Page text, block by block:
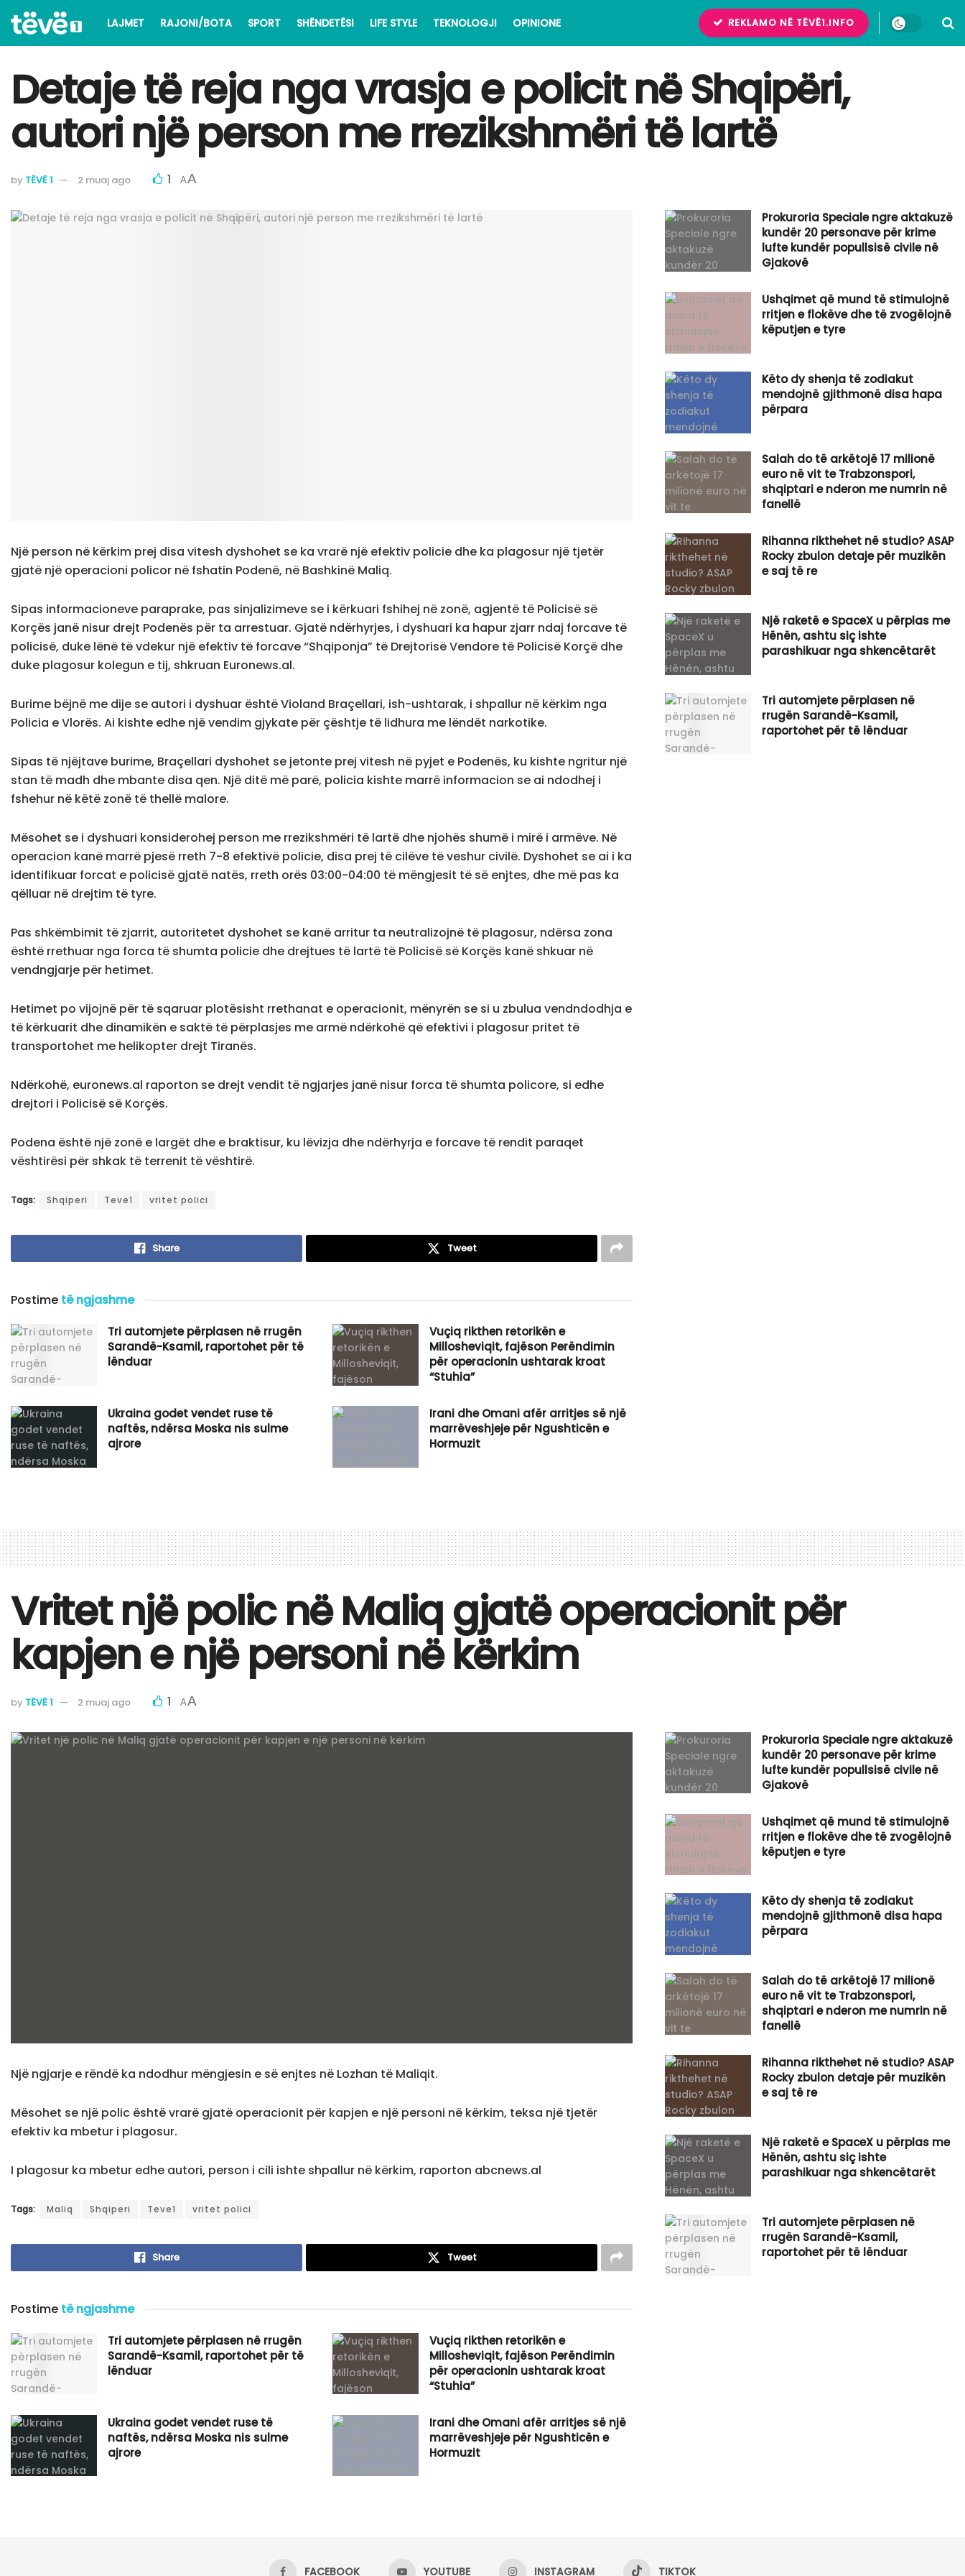
LAJMET RAJONI/BOTA SPORT SHËNDETËSI LIFE STYLE TEKNOLOGJI OPINIONE REKLAMO NË TËVË1.INFO
Detaje të reja nga vrasja e policit në Shqipëri,
autori një person me rrezikshmëri të lartë
by TËVË 1 2 muaj ago 1 AA
Një person në kërkim prej disa vitesh dyshohet se ka vrarë një efektiv policie dhe ka plagosur një tjetër
gjatë një operacioni policor në fshatin Podenë, në Bashkinë Maliq.
Sipas informacioneve paraprake, pas sinjalizimeve se i kërkuari fshihej në zonë, agjentë të Policisë së
Korçës janë nisur drejt Podenës për ta arrestuar. Gjatë ndërhyrjes, i dyshuari ka hapur zjarr ndaj forcave të
policisë, duke lënë të vdekur një efektiv të forcave “Shqiponja” të Drejtorisë Vendore të Policisë Korçë dhe
duke plagosur kolegun e tij, shkruan Euronews.al.
Burime bëjnë me dije se autori i dyshuar është Violand Braçellari, ish-ushtarak, i shpallur në kërkim nga
Policia e Vlorës. Ai kishte edhe një vendim gjykate për çështje të lidhura me lëndët narkotike.
Sipas të njëjtave burime, Braçellari dyshohet se jetonte prej vitesh në pyjet e Podenës, ku kishte ngritur një
stan të madh dhe mbante disa qen. Një ditë më parë, policia kishte marrë informacion se ai ndodhej i
fshehur në këtë zonë të thellë malore.
Mësohet se i dyshuari konsiderohej person me rrezikshmëri të lartë dhe njohës shumë i mirë i armëve. Në
operacion kanë marrë pjesë rreth 7-8 efektivë policie, disa prej të cilëve të veshur civilë. Dyshohet se ai i ka
identifikuar forcat e policisë gjatë natës, rreth orës 03:00-04:00 të mëngjesit të së enjtes, dhe më pas ka
qëlluar në drejtim të tyre.
Pas shkëmbimit të zjarrit, autoritetet dyshohet se kanë arritur ta neutralizojnë të plagosur, ndërsa zona
është rrethuar nga forca të shumta policie dhe drejtues të lartë të Policisë së Korçës kanë shkuar në
vendngjarje për hetimet.
Hetimet po vijojnë për të sqaruar plotësisht rrethanat e operacionit, mënyrën se si u zbulua vendndodhja e
të kërkuarit dhe dinamikën e saktë të përplasjes me armë ndërkohë që efektivi i plagosur pritet të
transportohet me helikopter drejt Tiranës.
Ndërkohë, euronews.al raporton se drejt vendit të ngjarjes janë nisur forca të shumta policore, si edhe
drejtori i Policisë së Korçës.
Podena është një zonë e largët dhe e braktisur, ku lëvizja dhe ndërhyrja e forcave të rendit paraqet
vështirësi për shkak të terrenit të vështirë.
Tags: Shqiperi Teve1 vritet polici
Share Tweet
Postime të ngjashme
Tri automjete përplasen në rrugën
Sarandë-Ksamil, raportohet për të
lënduar
Vuçiq rikthen retorikën e
Millosheviqit, fajëson Perëndimin
për operacionin ushtarak kroat
“Stuhia”
Ukraina godet vendet ruse të
naftës, ndërsa Moska nis sulme
ajrore
Irani dhe Omani afër arritjes së një
marrëveshjeje për Ngushticën e
Hormuzit
Prokuroria Speciale ngre aktakuzë
kundër 20 personave për krime
lufte kundër popullsisë civile në
Gjakovë
Ushqimet që mund të stimulojnë
rritjen e flokëve dhe të zvogëlojnë
këputjen e tyre
Këto dy shenja të zodiakut
mendojnë gjithmonë disa hapa
përpara
Salah do të arkëtojë 17 milionë
euro në vit te Trabzonspori,
shqiptari e nderon me numrin në
fanellë
Rihanna rikthehet në studio? ASAP
Rocky zbulon detaje për muzikën
e saj të re
Një raketë e SpaceX u përplas me
Hënën, ashtu siç ishte
parashikuar nga shkencëtarët
Tri automjete përplasen në
rrugën Sarandë-Ksamil,
raportohet për të lënduar
Vritet një polic në Maliq gjatë operacionit për
kapjen e një personi në kërkim
by TËVË 1 2 muaj ago 1 AA
Një ngjarje e rëndë ka ndodhur mëngjesin e së enjtes në Lozhan të Maliqit.
Mësohet se një polic është vrarë gjatë operacionit për kapjen e një personi në kërkim, teksa një tjetër
efektiv ka mbetur i plagosur.
I plagosur ka mbetur edhe autori, person i cili ishte shpallur në kërkim, raporton abcnews.al
Tags: Maliq Shqiperi Teve1 vritet polici
Share Tweet
Postime të ngjashme
Tri automjete përplasen në rrugën
Sarandë-Ksamil, raportohet për të
lënduar
Vuçiq rikthen retorikën e
Millosheviqit, fajëson Perëndimin
për operacionin ushtarak kroat
“Stuhia”
Ukraina godet vendet ruse të
naftës, ndërsa Moska nis sulme
ajrore
Irani dhe Omani afër arritjes së një
marrëveshjeje për Ngushticën e
Hormuzit
Prokuroria Speciale ngre aktakuzë
kundër 20 personave për krime
lufte kundër popullsisë civile në
Gjakovë
Ushqimet që mund të stimulojnë
rritjen e flokëve dhe të zvogëlojnë
këputjen e tyre
Këto dy shenja të zodiakut
mendojnë gjithmonë disa hapa
përpara
Salah do të arkëtojë 17 milionë
euro në vit te Trabzonspori,
shqiptari e nderon me numrin në
fanellë
Rihanna rikthehet në studio? ASAP
Rocky zbulon detaje për muzikën
e saj të re
Një raketë e SpaceX u përplas me
Hënën, ashtu siç ishte
parashikuar nga shkencëtarët
Tri automjete përplasen në
rrugën Sarandë-Ksamil,
raportohet për të lënduar
FACEBOOK YOUTUBE INSTAGRAM TIKTOK